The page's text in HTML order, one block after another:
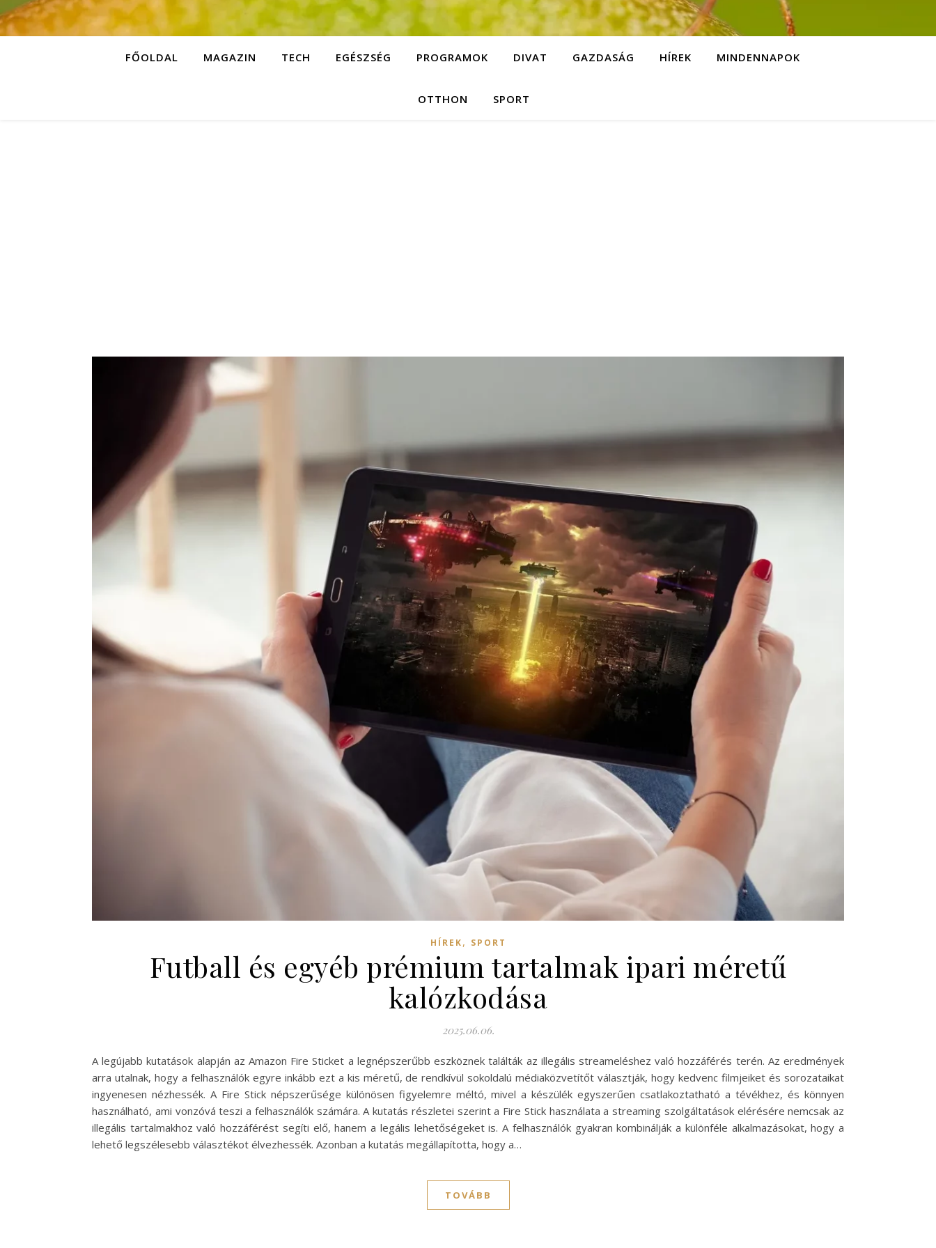
FŐOLDAL MAGAZIN TECH EGÉSZSÉG PROGRAMOK DIVAT GAZDASÁG HÍREK MINDENNAPOK
OTTHON SPORT
HÍREK, SPORT
Futball és egyéb prémium tartalmak ipari méretű
kalózkodása
2025.06.06.
A legújabb kutatások alapján az Amazon Fire Sticket a legnépszerűbb eszköznek találták az illegális streameléshez való hozzáférés terén. Az eredmények
arra utalnak, hogy a felhasználók egyre inkább ezt a kis méretű, de rendkívül sokoldalú médiaközvetítőt választják, hogy kedvenc filmjeiket és sorozataikat
ingyenesen nézhessék. A Fire Stick népszerűsége különösen figyelemre méltó, mivel a készülék egyszerűen csatlakoztatható a tévékhez, és könnyen
használható, ami vonzóvá teszi a felhasználók számára. A kutatás részletei szerint a Fire Stick használata a streaming szolgáltatások elérésére nemcsak az
illegális tartalmakhoz való hozzáférést segíti elő, hanem a legális lehetőségeket is. A felhasználók gyakran kombinálják a különféle alkalmazásokat, hogy a
lehető legszélesebb választékot élvezhessék. Azonban a kutatás megállapította, hogy a…
TOVÁBB